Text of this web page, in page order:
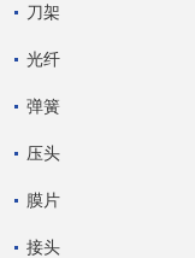
刀架
光纤
弹簧
压头
膜片
接头